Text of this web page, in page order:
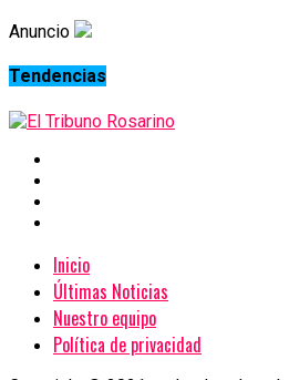
Anuncio
Tendencias
Inicio
Últimas Noticias
Nuestro equipo
Política de privacidad